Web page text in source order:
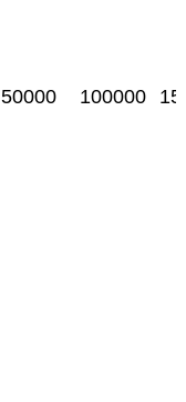
50000 100000